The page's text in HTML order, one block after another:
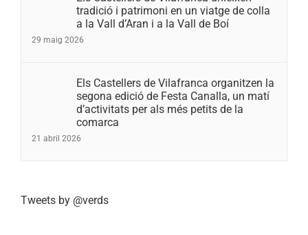
tradició i patrimoni en un viatge de colla
a la Vall d’Aran i a la Vall de Boí
29 maig 2026
Els Castellers de Vilafranca organitzen la
segona edició de Festa Canalla, un matí
d’activitats per als més petits de la
comarca
21 abril 2026
Tweets by @verds